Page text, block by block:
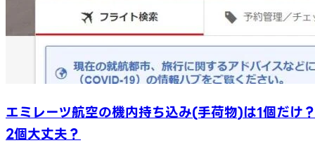
エミレーツ航空の機内持ち込み(手荷物)は1個だけ
2個大丈夫？